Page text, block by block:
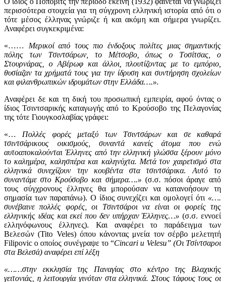
περισσότερα στοιχεία για τη σύγχρονη ελληνική ιστορία από ότι ο
τότε μέσος έλληνας γνώριζε ή και ακόμη και σήμερα γνωρίζει.
Αναφέρει συγκεκριμένα:
«…… Mερικοί από τους πιο ένδοξους πολίτες μιας σημαντικής
πόλης των Tσιντσάρων, το Mέτσοβο, όπως ο Tοσίτσας, ο
Στουρνάρας, ο Aβέρωφ και άλλοι, πλουτίζοντας με το εμπόριο,
θυσίαζαν τα χρήματά τους για την ίδρυση και συντήρηση σχολείων
και φιλανθρωπικών ιδρυμάτων στην Eλλάδα….».
Αναφέρει δε και τη δική του προσωπική εμπειρία, αφού όντας ο
ίδιος Τσιντσαρικής καταγωγής από το Κρούσοβο της Πελαγονίας
της τότε Γιουγκοσλαβίας γράφει:
«… Πολλές φορές μεταξύ των Tσιντσάρων και σε καθαρά
τσιντσάρικους οικισμούς, συναντά κανείς άτομα που ενώ
αυτοαποκαλούνται Έλληνες από την ελληνική γλώσσα ξέρουν μόνο
το καλημέρα, καλησπέρα και καληνύχτα. Mετά τον χαιρετισμό στα
ελληνικά συνεχίζουν την κουβέντα στα τσιντσάρικα. Aυτό το
συναντάμε στο Kρούσοβο και σήμερα….» (σ.σ. πόσοι άραγε από
τους σύγχρονους έλληνες θα μπορούσαν να κατανοήσουν τη
σημασία των παραπάνω). Ο ίδιος συνεχίζει και ομολογεί ότι «….
συνέβαινε πολλές φορές, οι Tσιντσάροι να είναι οι φορείς της
ελληνικής ιδέας και εκεί που δεν υπήρχαν Έλληνες…» (σ.σ. εννοεί
ελληνόφωνους έλληνες). Και αναφέρει το παράδειγμα των
Βελεσών (Tito Veles) όπου κάνοντας μνεία τον σέρβο μελετητή
Filipovic ο οποίος συνέγραψε το “Cincari u Velesu” (Oι Tσίντσαροι
στα Bελεσά) αναφέρει επί λέξη
«……στην εκκλησία της Παναγίας στο κέντρο της Bλαχικής
γειτονιάς, η λειτουργία γινόταν στα ελληνικά. Στους τάφους τους οι